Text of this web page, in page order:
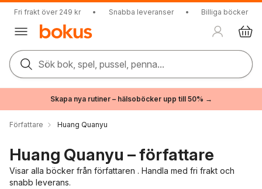
Fri frakt över 249 kr • Snabba leveranser • Billiga böcker
Sök bok, spel, pussel, penna...
Skapa nya rutiner – hälsoböcker upp till 50% →
Författare Huang Quanyu
Huang Quanyu – författare
Visar alla böcker från författaren . Handla med fri frakt och
snabb leverans.